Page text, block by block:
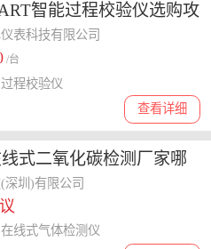
智能过程校验仪选购攻
厂家联系方式揭秘
表科技有限公司
/台
查看详细
程校验仪
式二氧化碳检测厂家哪
你提供实用选购指南
深圳)有限公司
线式气体检测仪